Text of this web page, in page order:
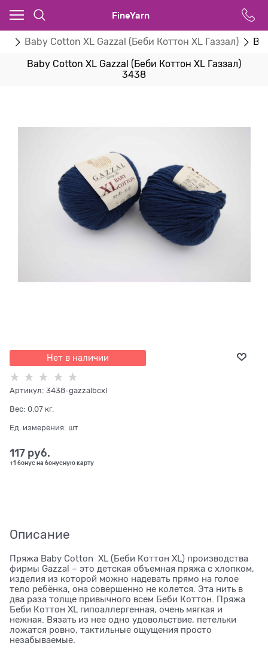
FineYarn
Baby Cotton XL Gazzal (Беби Коттон XL Газзал)
Baby Cotton XL Gazzal (Беби Коттон XL Газзал)
3438
Нет в наличии
Артикул: 3438-gazzalbcxl
Вес: 0.07 кг.
Ед. измерения: шт
117 руб.
+1 бонус на бонусную карту
Описание
Пряжа Baby Cotton XL (Беби Коттон XL) производства
фирмы Gazzal – это детская объемная пряжа с хлопком,
изделия из которой можно надевать прямо на голое
тело ребёнка, она совершенно не колется. Эта нить в
два раза толще привычного всем Беби Коттон. Пряжа
Беби Коттон XL гипоаллергенная, очень мягкая и
нежная. Вязать из нее одно удовольствие, петельки
ложатся ровно, тактильные ощущения просто
незабываемые.